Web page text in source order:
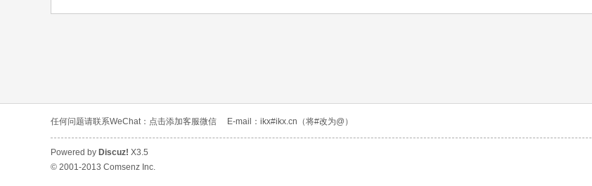
任何问题请联系WeChat： 点击添加客服微信 E-mail：ikx#ikx.cn（将#改为@）
Powered by Discuz! X3.5
© 2001-2013 Comsenz Inc.